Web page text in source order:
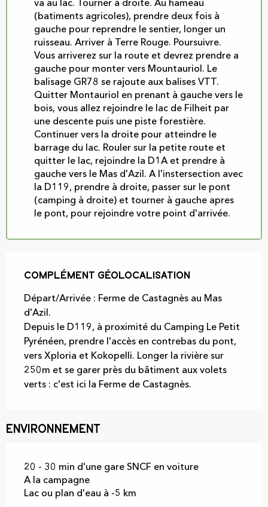
va au lac. Tourner à droite. Au hameau
(batiments agricoles), prendre deux fois à
gauche pour reprendre le sentier, longer un
ruisseau. Arriver à Terre Rouge. Poursuivre.
Vous arriverez sur la route et devrez prendre a
gauche pour monter vers Mountauriol. Le
balisage GR78 se rajoute aux balises VTT.
Quitter Montauriol en prenant à gauche vers le
bois, vous allez rejoindre le lac de Filheit par
une descente puis une piste forestière.
Continuer vers la droite pour atteindre le
barrage du lac. Rouler sur la petite route et
quitter le lac, rejoindre la D1A et prendre à
gauche vers le Mas d'Azil. A l'instersection avec
la D119, prendre à droite, passer sur le pont
(camping à droite) et tourner à gauche apres
le pont, pour rejoindre votre point d'arrivée.
Complément géolocalisation
Complément géolocalisation
Départ/Arrivée : Ferme de Castagnès au Mas
d'Azil.
Depuis le D119, à proximité du Camping Le Petit
Pyrénéen, prendre l'accès en contrebas du pont,
vers Xploria et Kokopelli. Longer la rivière sur
250m et se garer près du bâtiment aux volets
verts : c'est ici la Ferme de Castagnès.
Environnement
20 - 30 min d'une gare SNCF en voiture
A la campagne
Lac ou plan d'eau à -5 km